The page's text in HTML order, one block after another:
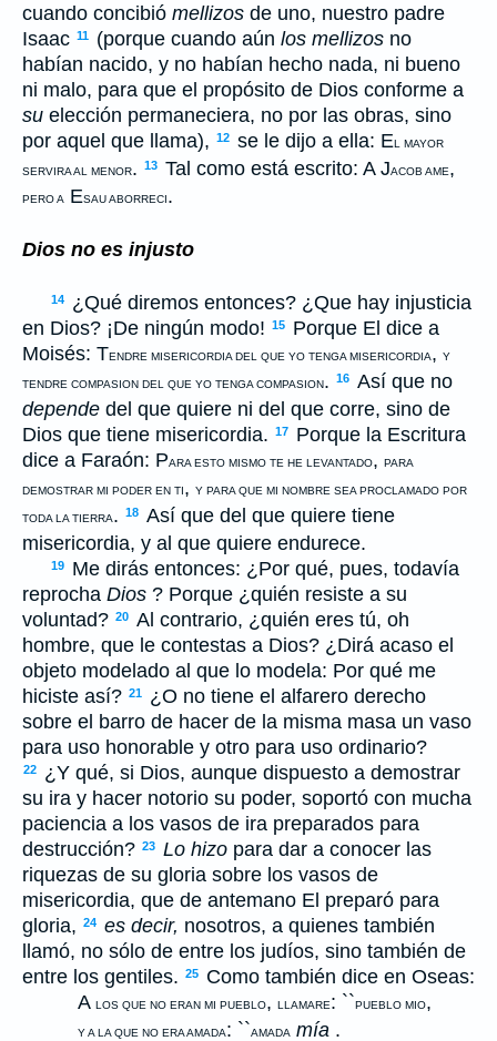
cuando concibió mellizos de uno, nuestro padre
Isaac 11 (porque cuando aún los mellizos no
habían nacido, y no habían hecho nada, ni bueno
ni malo, para que el propósito de Dios conforme a
su elección permaneciera, no por las obras, sino
por aquel que llama), 12 se le dijo a ella: EL MAYOR
SERVIRA AL MENOR. 13 Tal como está escrito: A JACOB AME,
PERO A ESAU ABORRECI.
Dios no es injusto
14
¿Qué diremos entonces? ¿Que hay injusticia
en Dios? ¡De ningún modo! 15
Porque El dice a
Moisés: TENDRE MISERICORDIA DEL QUE YO TENGA MISERICORDIA, Y
TENDRE COMPASION DEL QUE YO TENGA COMPASION. 16 Así que no
depende del que quiere ni del que corre, sino de
Dios que tiene misericordia. 17
Porque la Escritura
dice a Faraón: PARA ESTO MISMO TE HE LEVANTADO, PARA
DEMOSTRAR MI PODER EN TI, Y PARA QUE MI NOMBRE SEA PROCLAMADO POR
TODA LA TIERRA. 18 Así que del que quiere tiene
misericordia, y al que quiere endurece.
19
Me dirás entonces: ¿Por qué, pues, todavía
reprocha Dios ? Porque ¿quién resiste a su
voluntad? 20 Al contrario, ¿quién eres tú, oh
hombre, que le contestas a Dios? ¿Dirá acaso el
objeto modelado al que lo modela: Por qué me
hiciste así? 21
¿O no tiene el alfarero derecho
sobre el barro de hacer de la misma masa un vaso
para uso honorable y otro para uso ordinario?
22
¿Y qué, si Dios, aunque dispuesto a demostrar
su ira y hacer notorio su poder, soportó con mucha
paciencia a los vasos de ira preparados para
destrucción? 23 Lo hizo para dar a conocer las
riquezas de su gloria sobre los vasos de
misericordia, que de antemano El preparó para
gloria, 24 es decir, nosotros, a quienes también
llamó, no sólo de entre los judíos, sino también de
entre los gentiles. 25
Como también dice en Oseas:
A LOS QUE NO ERAN MI PUEBLO, LLAMARE: ``PUEBLO MIO,
Y A LA QUE NO ERA AMADA: ``AMADA mía .